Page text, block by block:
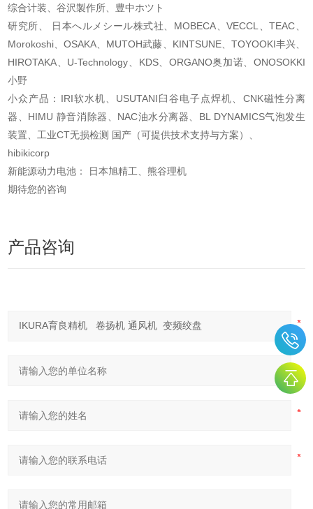
综合计装、谷沢製作所、豊中ホツト
研究所、 日本へルメシール株式社、MOBECA、VECCL、TEAC、
Morokoshi、OSAKA、MUTOH武藤、KINTSUNE、TOYOOKI丰兴、
HIROTAKA、U-Technology、KDS、ORGANO奥加诺、ONOSOKKI
小野
小众产品：IRI软水机、USUTANI臼谷电子点焊机、CNK磁性分离
器、HIMU 静音消除器、NAC油水分离器、BL DYNAMICS气泡发生
装置、工业CT无损检测 国产（可提供技术支持与方案）、
hibikicorp
新能源动力电池： 日本旭精工、熊谷理机
期待您的咨询
产品咨询